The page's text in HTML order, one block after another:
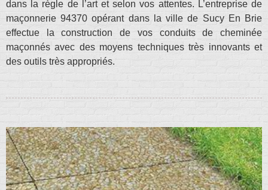
dans la règle de l’art et selon vos attentes. L’entreprise de
maçonnerie 94370 opérant dans la ville de Sucy En Brie
effectue la construction de vos conduits de cheminée
maçonnés avec des moyens techniques très innovants et
des outils très appropriés.